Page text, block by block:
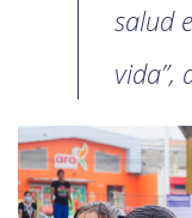
salud
vida”,